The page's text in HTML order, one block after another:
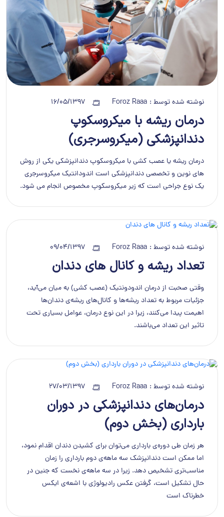
نوشته شده توسط : Foroz Raaa
16/05/1397
درمان ریشه با میکروسکوپ
دندانپزشکی (میکروسرجری)
درمان ریشه یا عصب کشی با میکروسکوپ دندانپزشکی یکی از روش
های نوین و تخصصی دندانپزشکی است اندودانتیک میکروسرجری
یک نوع جراحی است که زیر میکروسکوپ مخصوص انجام می شود.
نوشته شده توسط : Foroz Raaa
09/04/1397
تعداد ریشه‌ و کانال‌ های دندان
وقتی صحبت از درمان اندودونتیک (عصب کشی) به میان می‌آید،
جزئیات مربوط به تعداد ریشه‌ها و کانال‌های ریشه‌‌ی دندان‌ها
اهیمت پیدا می‌کنند، زیرا در این نوع درمان، عوامل بسیاری تحت
تاثیر این تعداد می‌باشند.
نوشته شده توسط : Foroz Raaa
27/03/1397
درمان‌های‌ دندانپزشکی در دوران
بارداری (بخش دوم)
هر زمان طی دوره‌ی بارداری می‌توان برای کشیدن دندان اقدام نمود،
اما ممکن است دندانپزشک سه ماهه‌ی دوم بارداری را زمان
مناسب‌تری تشخیص دهد. زیرا در سه ماهه‌ی نخست که جنین در
حال تشکیل است، گرفتن عکس رادیولوژی با اشعه‌ی ایکس
خطرناک است